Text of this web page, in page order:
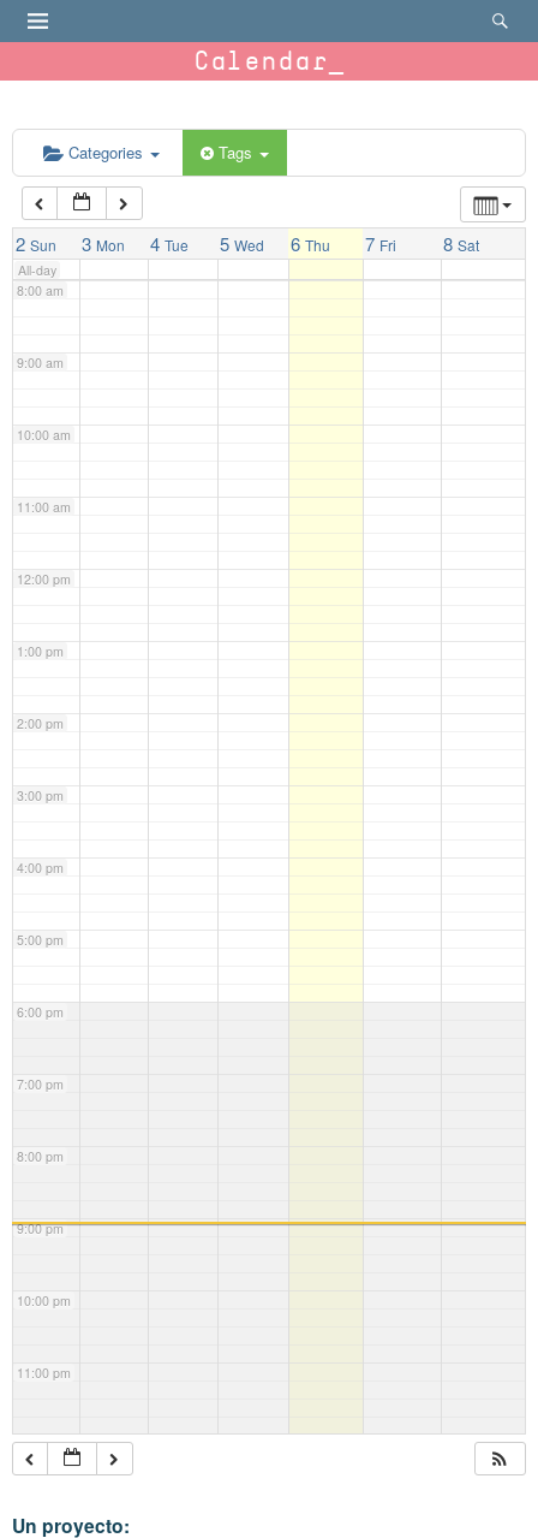
Calendar
Categories Tags
2 Sun 3 Mon 4 Tue 5 Wed 6 Thu 7 Fri 8 Sat
All-day
6:00 am
7:00 am
8:00 am
9:00 am
10:00 am
11:00 am
12:00 pm
1:00 pm
2:00 pm
3:00 pm
4:00 pm
5:00 pm
6:00 pm
7:00 pm
8:00 pm
9:00 pm
10:00 pm
11:00 pm
Un proyecto: